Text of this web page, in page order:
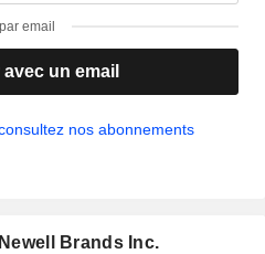
email
un email
nos abonnements
Brands Inc.